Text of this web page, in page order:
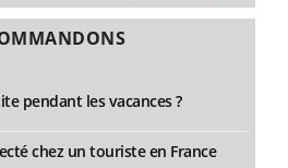
pendant les vacances ?
chez un touriste en France